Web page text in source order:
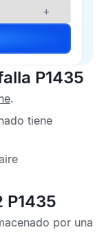
+
P1435
.
tiene
P1435
por una